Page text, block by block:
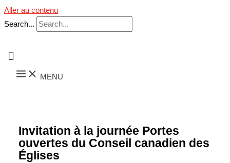
Aller au contenu
Search...
MENU
Invitation à la journée Portes
ouvertes du Conseil canadien des
Églises